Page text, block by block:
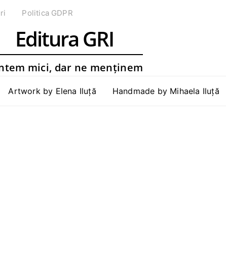
Politica GDPR
Editura GRI
mici, dar ne menținem
Artwork by Elena Iluță Handmade by Mihaela Iluță